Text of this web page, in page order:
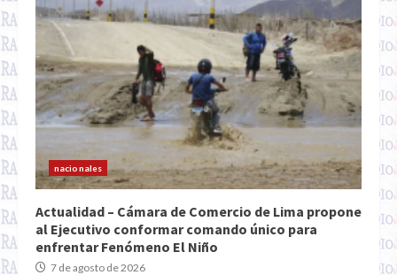
nacionales
Actualidad – Cámara de Comercio de Lima propone
al Ejecutivo conformar comando único para
enfrentar Fenómeno El Niño
7 de agosto de 2026